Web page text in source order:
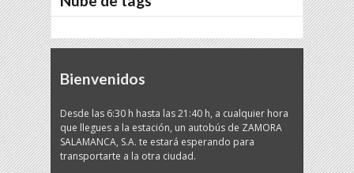
Bienvenidos
Desde las 6:30 h hasta las 21:40 h, a cualquier hora
que llegues a la estación, un autobús de ZAMORA
SALAMANCA, S.A. te estará esperando para
transportarte a la otra ciudad.